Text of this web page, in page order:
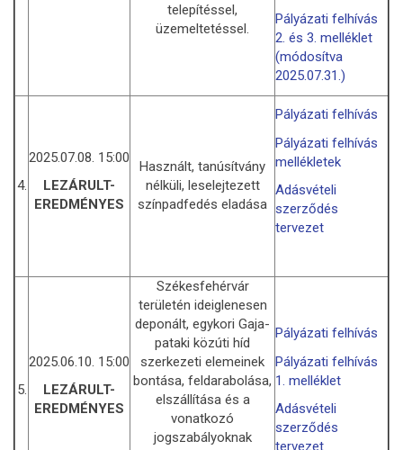
telepítéssel,
üzemeltetéssel.
Pályázati felhívás
2. és 3. melléklet
(módosítva
2025.07.31.)
4.
2025.07.08. 15:00
LEZÁRULT-
EREDMÉNYES
Használt, tanúsítvány
nélküli, leselejtezett
színpadfedés eladása
Pályázati felhívás
Pályázati felhívás
mellékletek
Adásvételi
szerződés
tervezet
5.
2025.06.10. 15:00
LEZÁRULT-
EREDMÉNYES
Székesfehérvár
területén ideiglenesen
deponált, egykori Gaja-
pataki közúti híd
szerkezeti elemeinek
bontása, feldarabolása,
elszállítása és a
vonatkozó
jogszabályoknak
Pályázati felhívás
Pályázati felhívás
1. melléklet
Adásvételi
szerződés
tervezet